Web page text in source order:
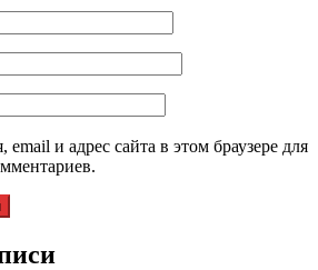
и адрес сайта в этом браузере для